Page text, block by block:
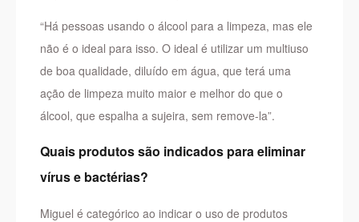
“Há pessoas usando o álcool para a limpeza, mas ele
não é o ideal para isso. O ideal é utilizar um multiuso
de boa qualidade, diluído em água, que terá uma
ação de limpeza muito maior e melhor do que o
álcool, que espalha a sujeira, sem remove-la”.
Quais produtos são indicados para eliminar
vírus e bactérias?
Miguel é categórico ao indicar o uso de produtos